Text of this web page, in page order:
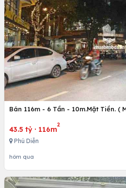
Bán 116m - 6 Tần - 10m.Mặt Tiền. (
43.5 tỷ · 116m
2
Phú Diễn
hôm qua